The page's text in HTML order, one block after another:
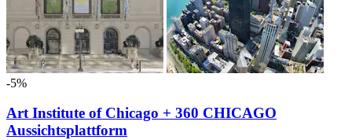
-5%
Art Institute of Chicago + 360 CHICAGO
Aussichtsplattform